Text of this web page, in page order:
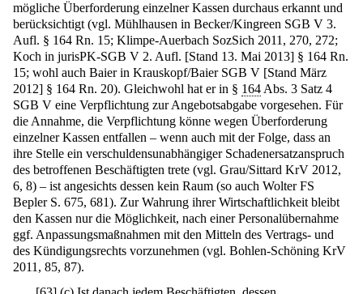
mögliche Überforderung einzelner Kassen durchaus erkannt und
berücksichtigt (vgl. Mühlhausen in Becker/Kingreen SGB V 3.
Aufl. § 164 Rn. 15; Klimpe-Auerbach SozSich 2011, 270, 272;
Koch in jurisPK-SGB V 2. Aufl. [Stand 13. Mai 2013] § 164 Rn.
15; wohl auch Baier in Krauskopf/Baier SGB V [Stand März
2012] § 164 Rn. 20). Gleichwohl hat er in § 164 Abs. 3 Satz 4
SGB V eine Verpflichtung zur Angebotsabgabe vorgesehen. Für
die Annahme, die Verpflichtung könne wegen Überforderung
einzelner Kassen entfallen – wenn auch mit der Folge, dass an
ihre Stelle ein verschuldensunabhängiger Schadenersatzanspruch
des betroffenen Beschäftigten trete (vgl. Grau/Sittard KrV 2012,
6, 8) – ist angesichts dessen kein Raum (so auch Wolter FS
Bepler S. 675, 681). Zur Wahrung ihrer Wirtschaftlichkeit bleibt
den Kassen nur die Möglichkeit, nach einer Personalübernahme
ggf. Anpassungsmaßnahmen mit den Mitteln des Vertrags- und
des Kündigungsrechts vorzunehmen (vgl. Bohlen-Schöning KrV
2011, 85, 87).